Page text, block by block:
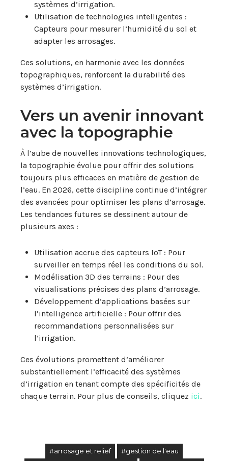
systèmes d’irrigation.
Utilisation de technologies intelligentes :
Capteurs pour mesurer l’humidité du sol et
adapter les arrosages.
Ces solutions, en harmonie avec les données
topographiques, renforcent la durabilité des
systèmes d’irrigation.
Vers un avenir innovant
avec la topographie
À l’aube de nouvelles innovations technologiques,
la topographie évolue pour offrir des solutions
toujours plus efficaces en matière de gestion de
l’eau. En 2026, cette discipline continue d’intégrer
des avancées pour optimiser les plans d’arrosage.
Les tendances futures se dessinent autour de
plusieurs axes :
Utilisation accrue des capteurs IoT : Pour
surveiller en temps réel les conditions du sol.
Modélisation 3D des terrains : Pour des
visualisations précises des plans d’arrosage.
Développement d’applications basées sur
l’intelligence artificielle : Pour offrir des
recommandations personnalisées sur
l’irrigation.
Ces évolutions promettent d’améliorer
substantiellement l’efficacité des systèmes
d’irrigation en tenant compte des spécificités de
chaque terrain. Pour plus de conseils, cliquez ici.
#arrosage et relief
#gestion de l'eau